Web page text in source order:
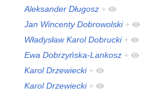
Aleksander Długosz +
Jan Wincenty Dobrowolski +
Władysław Karol Dobrucki +
Ewa Dobrzyńska-Lankosz +
Karol Drzewiecki +
Karol Drzewiecki +